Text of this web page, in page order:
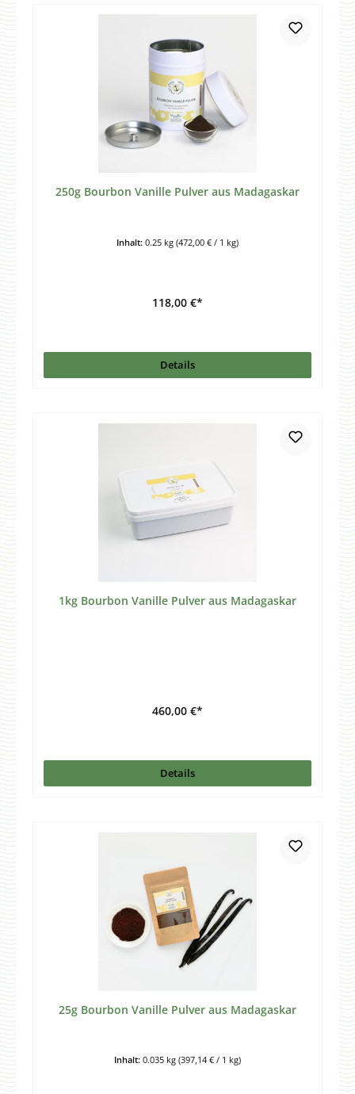
250g Bourbon Vanille Pulver aus Madagaskar
Inhalt: 0.25 kg (472,00 € / 1 kg)
118,00 €*
Details
1kg Bourbon Vanille Pulver aus Madagaskar
460,00 €*
Details
25g Bourbon Vanille Pulver aus Madagaskar
Inhalt: 0.035 kg (397,14 € / 1 kg)